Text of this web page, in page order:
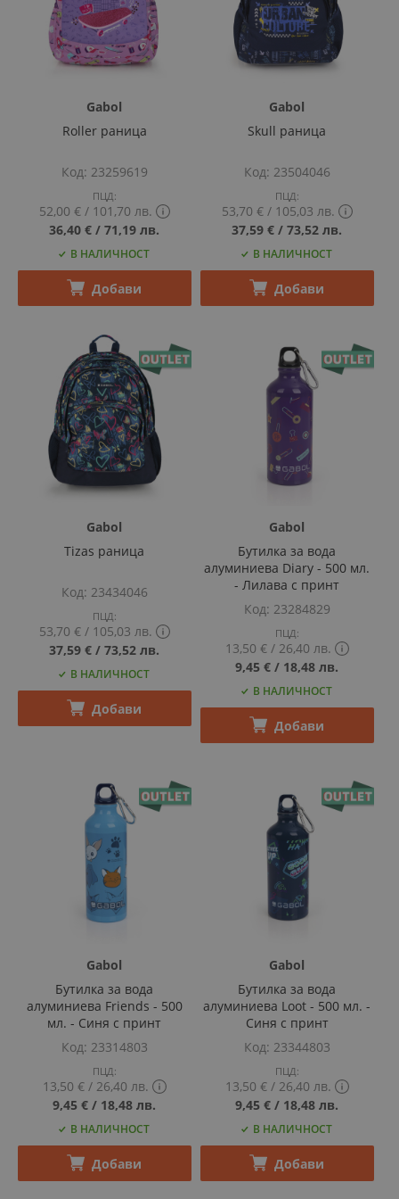
Gabol
Roller раница
Код 23259619
ПЦД:
52,00 € ‎/‎101,70 лв.
tooltip
36,40 € ‎/‎ 71,19 лв.
В НАЛИЧНОСТ
Добави
Gabol
Skull раница
Код 23504046
ПЦД:
53,70 € ‎/‎105,03 лв.
tooltip
37,59 € ‎/‎ 73,52 лв.
В НАЛИЧНОСТ
Добави
Gabol
Tizas раница
Код 23434046
ПЦД:
53,70 € ‎/‎105,03 лв.
tooltip
content
37,59 € ‎/‎ 73,52 лв.
В НАЛИЧНОСТ
Добави
Gabol
Бутилка за вода
алуминиева Diary - 500 мл.
- Лилава с принт
Код 23284829
ПЦД:
13,50 € ‎/‎26,40 лв.
tooltip
9,45 € ‎/‎ 18,48 лв.
В НАЛИЧНОСТ
Добави
Gabol
Бутилка за вода
алуминиева Friends - 500
мл. - Синя с принт
Код 23314803
ПЦД:
13,50 € ‎/‎26,40 лв.
tooltip
9,45 € ‎/‎ 18,48 лв.
В НАЛИЧНОСТ
Добави
Gabol
Бутилка за вода
алуминиева Loot - 500 мл. -
Синя с принт
Код 23344803
ПЦД:
13,50 € ‎/‎26,40 лв.
tooltip
9,45 € ‎/‎ 18,48 лв.
В НАЛИЧНОСТ
Добави